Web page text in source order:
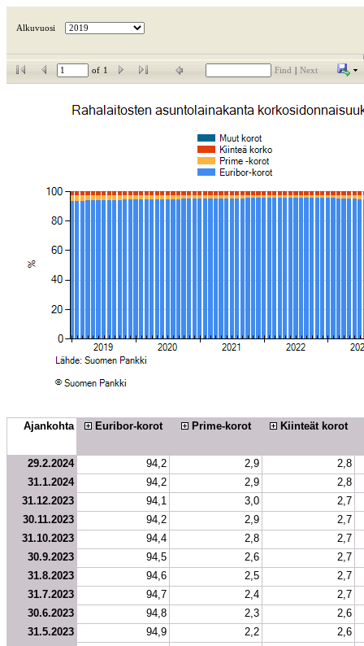
Alkuvuosi
of 1 Find Next
Ajankohta Euribor-korot Prime-korot Kiinteät korot
29.2.2024 94,2 2,9
2,8
31.1.2024
94,2 2,9
2,8
31.12.2023
94,1 3,0
2,7
30.11.2023
94,2 2,9
2,7
31.10.2023
94,4 2,8
2,7
30.9.2023
94,5 2,6
2,7
31.8.2023
94,6 2,5
2,7
31.7.2023
94,7 2,4
2,7
30.6.2023
94,8 2,3
2,6
31.5.2023
94,9 2,2
2,6